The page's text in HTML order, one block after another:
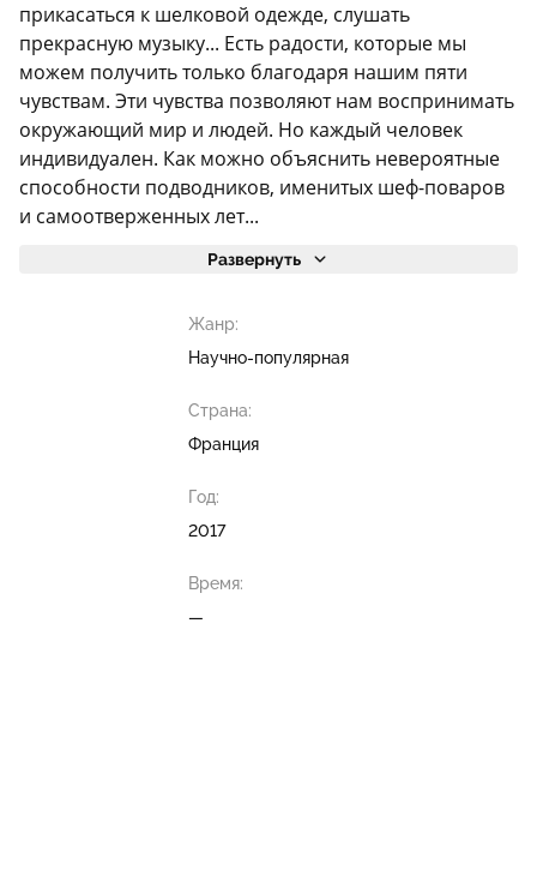
прикасаться к шелковой одежде, слушать
прекрасную музыку... Есть радости, которые мы
можем получить только благодаря нашим пяти
чувствам. Эти чувства позволяют нам воспринимать
окружающий мир и людей. Но каждый человек
индивидуален. Как можно объяснить невероятные
способности подводников, именитых шеф-поваров
и самоотверженных лет...
Развернуть
Жанр:
Научно-популярная
Страна:
Франция
Год:
2017
Время:
—